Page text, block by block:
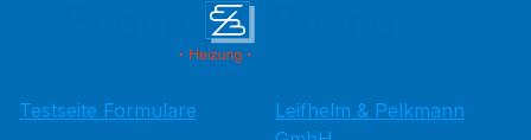
Testseite Formulare
Leifhelm & Pelkmann